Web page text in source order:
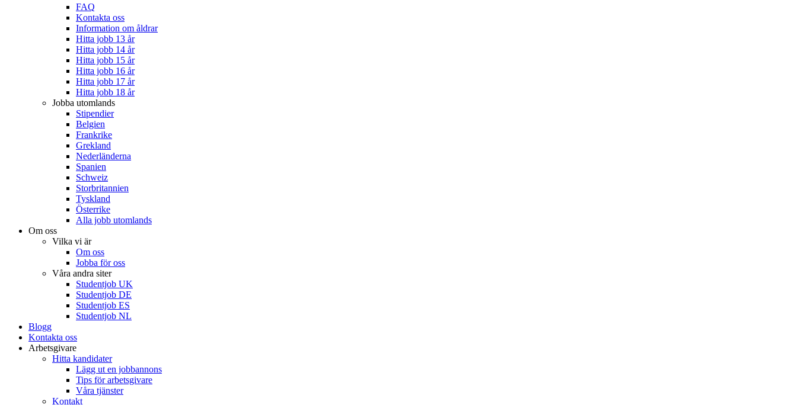
FAQ
Kontakta oss
Information om åldrar
Hitta jobb 13 år
Hitta jobb 14 år
Hitta jobb 15 år
Hitta jobb 16 år
Hitta jobb 17 år
Hitta jobb 18 år
Jobba utomlands
Stipendier
Belgien
Frankrike
Grekland
Nederländerna
Spanien
Schweiz
Storbritannien
Tyskland
Österrike
Alla jobb utomlands
Om oss
Vilka vi är
Om oss
Jobba för oss
Våra andra siter
Studentjob UK
Studentjob DE
Studentjob ES
Studentjob NL
Blogg
Kontakta oss
Arbetsgivare
Hitta kandidater
Lägg ut en jobbannons
Tips för arbetsgivare
Våra tjänster
Kontakt